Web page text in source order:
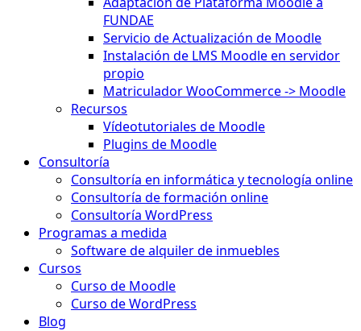
FUNDAE
Servicio de Actualización de Moodle
Instalación de LMS Moodle en servidor
propio
Matriculador WooCommerce -> Moodle
Recursos
Vídeotutoriales de Moodle
Plugins de Moodle
Consultoría
Consultoría en informática y tecnología online
Consultoría de formación online
Consultoría WordPress
Programas a medida
Software de alquiler de inmuebles
Cursos
Curso de Moodle
Curso de WordPress
Blog